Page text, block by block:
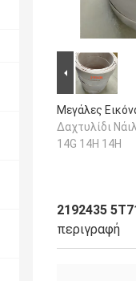
Μεγάλες
Δαχτυλίδι
14G 14H 14H
2192435
περιγραφή